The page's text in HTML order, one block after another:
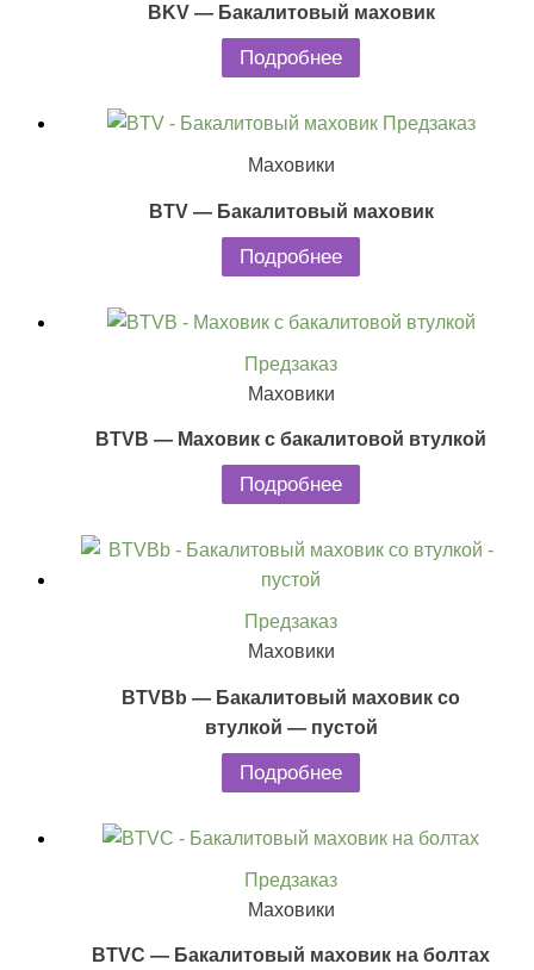
BKV — Бакалитовый маховик
Подробнее
Предзаказ
Маховики
BTV — Бакалитовый маховик
Подробнее
Предзаказ
Маховики
BTVB — Маховик с бакалитовой втулкой
Подробнее
Предзаказ
Маховики
BTVBb — Бакалитовый маховик со
втулкой — пустой
Подробнее
Предзаказ
Маховики
BTVC — Бакалитовый маховик на болтах